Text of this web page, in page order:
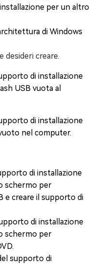
per un altro
di Windows
desideri creare.
di installazione
USB vuota al
di installazione
nel computer.
di installazione
schermo per
e creare il supporto di
di installazione
schermo per
supporto di